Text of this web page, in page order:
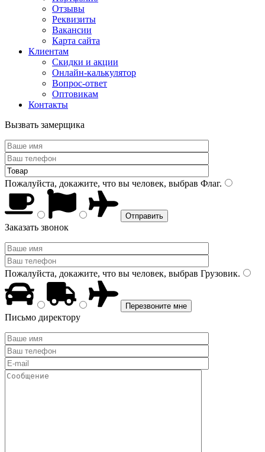
Отзывы
Реквизиты
Вакансии
Карта сайта
Клиентам
Скидки и акции
Онлайн-калькулятор
Вопрос-ответ
Оптовикам
Контакты
Вызвать замерщика
Пожалуйста, докажите, что вы человек, выбрав Флаг.
Заказать звонок
Пожалуйста, докажите, что вы человек, выбрав Грузовик.
Письмо директору